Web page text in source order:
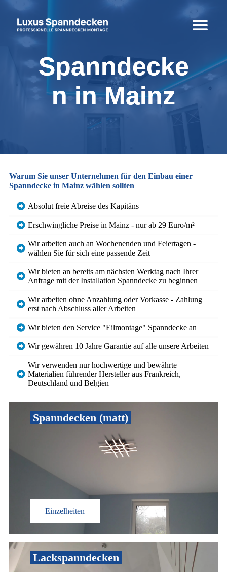
Spanndecke
n in Mainz
Warum Sie unser Unternehmen für den Einbau einer
Spanndecke in Mainz wählen sollten
Absolut freie Abreise des Kapitäns
Erschwingliche Preise in Mainz - nur ab 29 Euro/m²
Wir arbeiten auch an Wochenenden und Feiertagen -
wählen Sie für sich eine passende Zeit
Wir bieten an bereits am nächsten Werktag nach Ihrer
Anfrage mit der Installation Spanndecke zu beginnen
Wir arbeiten ohne Anzahlung oder Vorkasse - Zahlung
erst nach Abschluss aller Arbeiten
Wir bieten den Service "Eilmontage" Spanndecke an
Wir gewähren 10 Jahre Garantie auf alle unsere Arbeiten
Wir verwenden nur hochwertige und bewährte
Materialien führender Hersteller aus Frankreich,
Deutschland und Belgien
Spanndecken (matt)
Einzelheiten
Lackspanndecken